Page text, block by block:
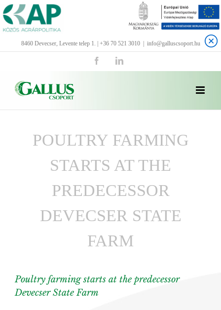
Kihagyás
8460 Devecser, Levente telep 1. | +36 70 521 3010 info@galluscsoport.hu
FacebookLinkedIn
POULTRY FARMING
STARTS AT THE
PREDECESSOR
DEVECSER STATE
FARM
Poultry farming starts at the predecessor
Devecser State Farm